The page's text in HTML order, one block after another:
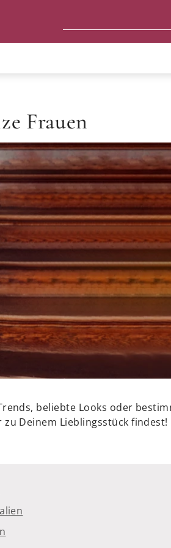
Frauen
beliebte Looks oder
Deinem Lieblingsstück findest!